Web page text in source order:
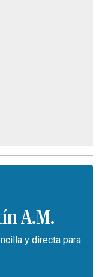
A.M.
y directa para